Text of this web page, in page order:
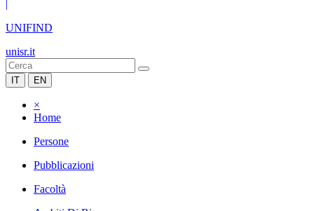
|
UNIFIND
unisr.it
IT EN
×
Home
Persone
Pubblicazioni
Facoltà